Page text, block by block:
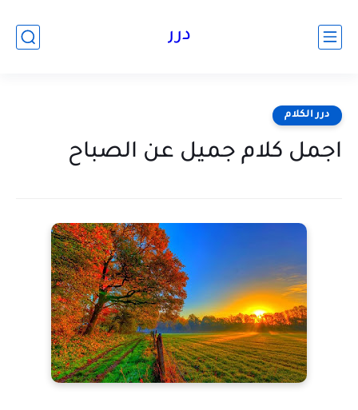
درر
درر الكلام
اجمل كلام جميل عن الصباح